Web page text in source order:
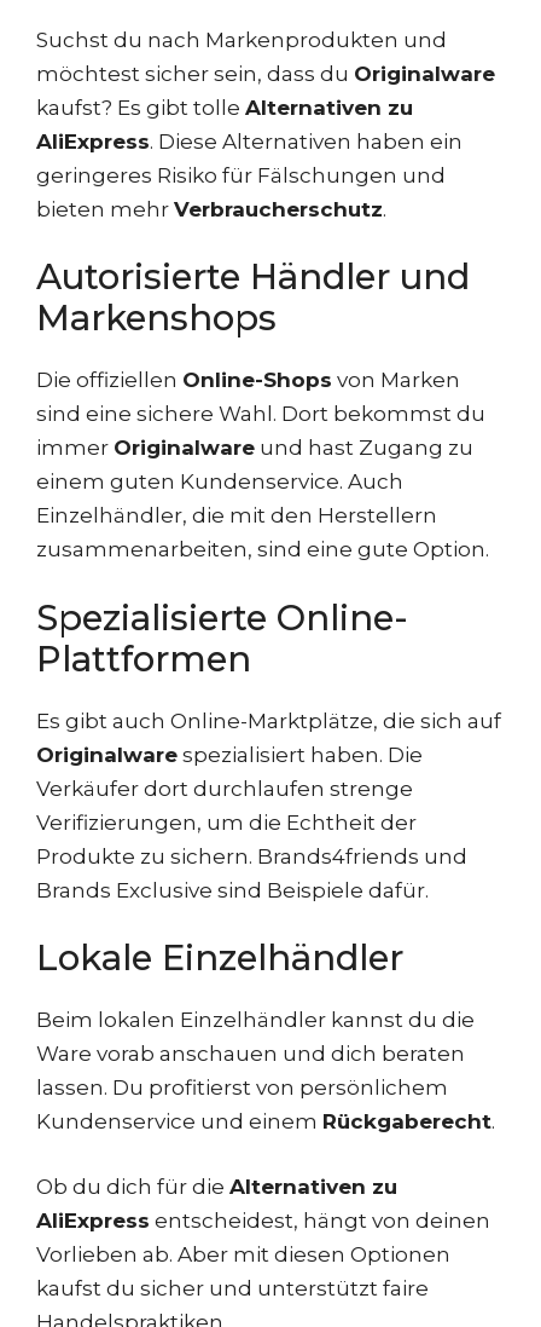
Suchst du nach Markenprodukten und
möchtest sicher sein, dass du Originalware
kaufst? Es gibt tolle Alternativen zu
AliExpress. Diese Alternativen haben ein
geringeres Risiko für Fälschungen und
bieten mehr Verbraucherschutz.
Autorisierte Händler und
Markenshops
Die offiziellen Online-Shops von Marken
sind eine sichere Wahl. Dort bekommst du
immer Originalware und hast Zugang zu
einem guten Kundenservice. Auch
Einzelhändler, die mit den Herstellern
zusammenarbeiten, sind eine gute Option.
Spezialisierte Online-
Plattformen
Es gibt auch Online-Marktplätze, die sich auf
Originalware spezialisiert haben. Die
Verkäufer dort durchlaufen strenge
Verifizierungen, um die Echtheit der
Produkte zu sichern. Brands4friends und
Brands Exclusive sind Beispiele dafür.
Lokale Einzelhändler
Beim lokalen Einzelhändler kannst du die
Ware vorab anschauen und dich beraten
lassen. Du profitierst von persönlichem
Kundenservice und einem Rückgaberecht.
Ob du dich für die Alternativen zu
AliExpress entscheidest, hängt von deinen
Vorlieben ab. Aber mit diesen Optionen
kaufst du sicher und unterstützt faire
Handelspraktiken.